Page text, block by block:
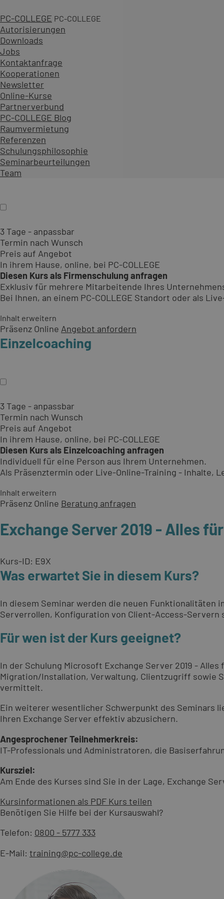
PC-COLLEGE PC-COLLEGE
Autorisierungen
Downloads
Jobs
Kontaktanfrage
Kooperationen
Newsletter
Online-Kurse
Partnerverbund
PC-COLLEGE Blog
Raumvermietung
Referenzen
Schulungsphilosophie
Seminarbeurteilungen
Team
3 Tage
1.590,00 € zzgl. MwSt.
An 25 Standorten oder online
Diesen Kurs als offenes Seminar buchen
Gemeinsam mit Teilnehmenden aus verschiedenen
Als Präsenzseminar oder Live-Online-Training zu
Inhalt erweitern
PräsenzOnlineTermin auswählen
Firmenschulung
3 Tage - anpassbar
Termin nach Wunsch
Preis auf Angebot
In ihrem Hause, online, bei PC-COLLEGE
Diesen Kurs als Firmenschulung anfragen
Exklusiv für mehrere Mitarbeitende Ihres
Bei Ihnen, an einem PC-COLLEGE Standort oder als
Inhalt erweitern
Präsenz Online Angebot anfordern
Einzelcoaching
3 Tage - anpassbar
Termin nach Wunsch
Preis auf Angebot
In ihrem Hause, online, bei PC-COLLEGE
Diesen Kurs als Einzelcoaching anfragen
Individuell für eine Person aus Ihrem Unternehmen.
Als Präsenztermin oder Live-Online-Training - Inhalte,
Inhalt erweitern
Präsenz Online Beratung anfragen
Exchange Server 2019 - Alles
Kurs-ID: E9X
Was erwartet Sie in diesem Kurs?
In diesem Seminar werden die neuen Funktionalitäten
Serverrollen, Konfiguration von Client-Access-
Für wen ist der Kurs geeignet?
In der Schulung Microsoft Exchange Server 2019 -
Migration/Installation, Verwaltung, Clientzugriff sowie
vermittelt.
Ein weiterer wesentlicher Schwerpunkt des Seminars
Ihren Exchange Server effektiv abzusichern.
Angesprochener Teilnehmerkreis:
IT-Professionals und Administratoren, die
Kursziel:
Am Ende des Kurses sind Sie in der Lage, Exchange
Kursinformationen als PDF Kurs teilen
Benötigen Sie Hilfe bei der Kursauswahl?
Telefon: 0800 - 5777 333
E-Mail: training@pc-college.de